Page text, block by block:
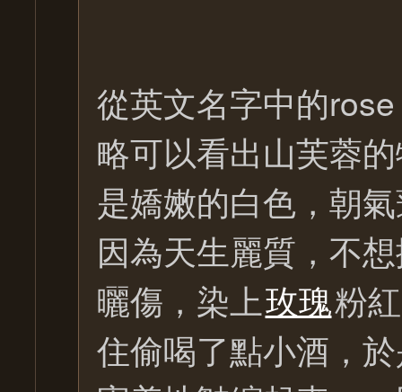
從英文名字中的
略可以看出山芙蓉
是嬌嫩的白色，朝
因為天生麗質，不
曬傷，染上玫瑰粉
住偷喝了點小酒，